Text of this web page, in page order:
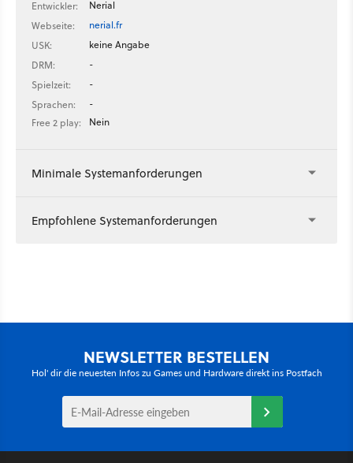
Entwickler:
Nerial
Webseite:
nerial.fr
USK:
keine Angabe
DRM:
-
Spielzeit:
-
Sprachen:
-
Free 2 play:
Nein
Minimale Systemanforderungen
Empfohlene Systemanforderungen
NEWSLETTER BESTELLEN
Hol' dir die neuesten Infos zu Games und Hardware direkt ins Postfach